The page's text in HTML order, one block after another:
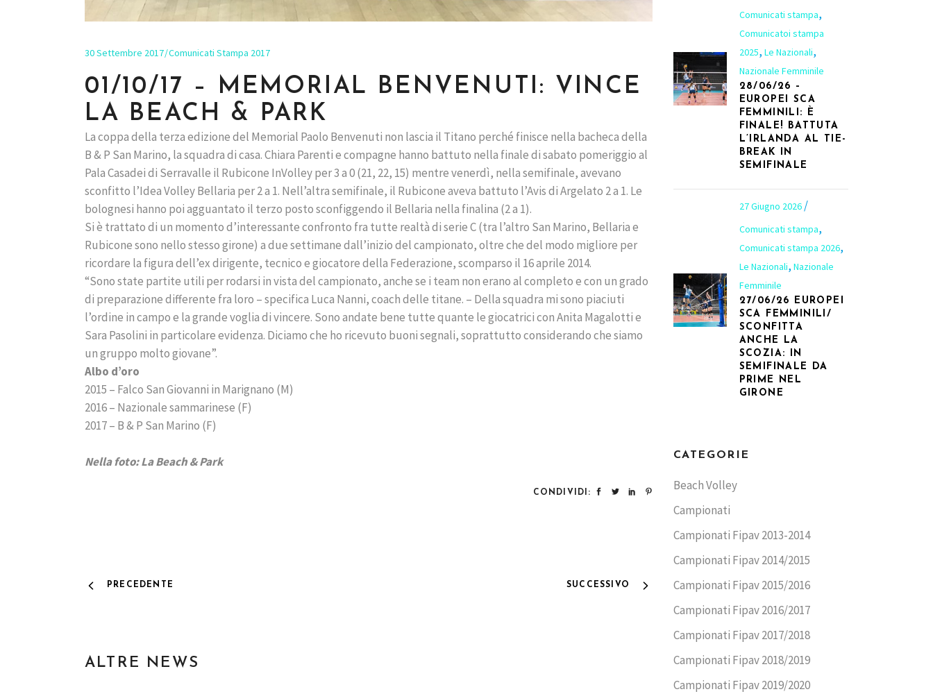
30 Settembre 2017 Comunicati Stampa 2017
01/10/17 – MEMORIAL BENVENUTI: VINCE
LA BEACH & PARK
La coppa della terza edizione del Memorial Paolo Benvenuti non lascia il Titano perché finisce nella bacheca della
B & P San Marino, la squadra di casa. Chiara Parenti e compagne hanno battuto nella finale di sabato pomeriggio al
Pala Casadei di Serravalle il Rubicone InVolley per 3 a 0 (21, 22, 15) mentre venerdì, nella semifinale, avevano
sconfitto l’Idea Volley Bellaria per 2 a 1. Nell’altra semifinale, il Rubicone aveva battuto l’Avis di Argelato 2 a 1. Le
bolognesi hanno poi agguantato il terzo posto sconfiggendo il Bellaria nella finalina (2 a 1).
Si è trattato di un momento d’interessante confronto fra tutte realtà di serie C (tra l’altro San Marino, Bellaria e
Rubicone sono nello stesso girone) a due settimane dall’inizio del campionato, oltre che del modo migliore per
ricordare la figura dell’ex dirigente, tecnico e giocatore della Federazione, scomparso il 16 aprile 2014.
“Sono state partite utili per rodarsi in vista del campionato, anche se i team non erano al completo e con un grado
di preparazione differente fra loro – specifica Luca Nanni, coach delle titane. – Della squadra mi sono piaciuti
l’ordine in campo e la grande voglia di vincere. Sono andate bene tutte quante le giocatrici con Anita Magalotti e
Sara Pasolini in particolare evidenza. Diciamo che ho ricevuto buoni segnali, soprattutto considerando che siamo
un gruppo molto giovane”.
Albo d’oro
2015 – Falco San Giovanni in Marignano (M)
2016 – Nazionale sammarinese (F)
2017 – B & P San Marino (F)
Nella foto: La Beach & Park
CONDIVIDI:
PRECEDENTE SUCCESSIVO
ALTRE NEWS
Comunicati stampa,
Comunicatoi stampa
2025, Le Nazionali,
Nazionale Femminile
28/06/26 –
EUROPEI SCA
FEMMINILI: È
FINALE! BATTUTA
L’IRLANDA AL TIE-
BREAK IN
SEMIFINALE
27 Giugno 2026
Comunicati stampa,
Comunicati stampa 2026,
Le Nazionali, Nazionale
Femminile
27/06/26 EUROPEI
SCA FEMMINILI/
SCONFITTA
ANCHE LA
SCOZIA: IN
SEMIFINALE DA
PRIME NEL
GIRONE
CATEGORIE
Beach Volley
Campionati
Campionati Fipav 2013-2014
Campionati Fipav 2014/2015
Campionati Fipav 2015/2016
Campionati Fipav 2016/2017
Campionati Fipav 2017/2018
Campionati Fipav 2018/2019
Campionati Fipav 2019/2020